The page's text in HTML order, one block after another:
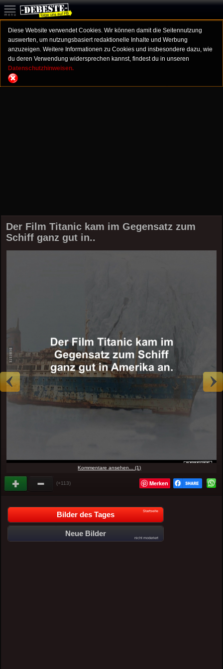
Diese Website verwendet Cookies. Wir können damit die Seitennutzung
auswerten, um nutzungsbasiert redaktionelle Inhalte und Werbung
anzuzeigen. Weitere Informationen zu Cookies und insbesondere dazu, wie
du deren Verwendung widersprechen kannst, findest du in unseren
Datenschutzhinweisen.
Der Film Titanic kam im Gegensatz zum
Schiff ganz gut in..
Kommentare ansehen... (1)
(+113) Merken
Bilder des Tages Startseite
Neue Bilder
nicht moderiert